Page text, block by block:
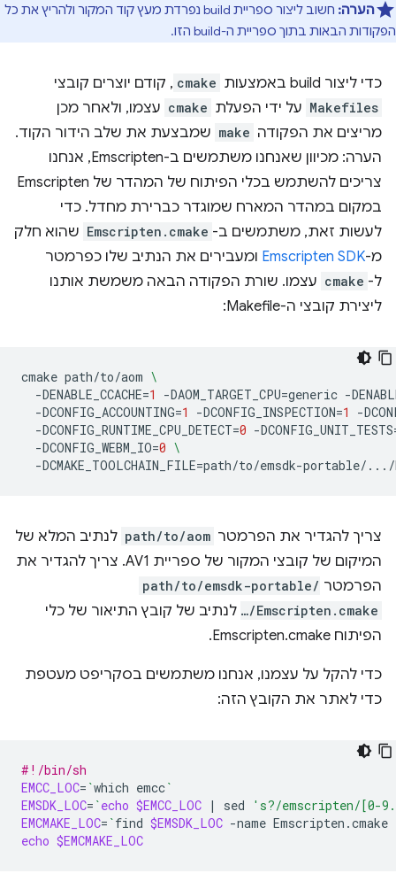
הערה:
חשוב ליצור ספריית build נפרדת מעץ קוד המקור ולהריץ את כל
הפקודות הבאות בתוך ספריית ה-build הזו.
כדי ליצור build באמצעות cmake , קודם יוצרים קובצי
Makefiles על ידי הפעלת cmake עצמו, ולאחר מכן
מריצים את הפקודה make שמבצעת את שלב הידור הקוד.
הערה: מכיוון שאנחנו משתמשים ב-Emscripten, אנחנו
צריכים להשתמש בכלי הפיתוח של המהדר של Emscripten
במקום במהדר המארח שמוגדר כברירת מחדל. כדי
לעשות זאת, משתמשים ב- Emscripten.cmake שהוא חלק
מ-Emscripten SDK ומעבירים את הנתיב שלו כפרמטר
ל- cmake עצמו. שורת הפקודה הבאה משמשת אותנו
ליצירת קובצי ה-Makefile:
cmake path/to/aom \
-DENABLE_CCACHE=1 -DAOM_TARGET_CPU=generic -
-DCONFIG_ACCOUNTING=1 -DCONFIG_INSPECTION=1
-
-DCONFIG_RUNTIME_CPU_DETECT=0 -DCONFIG_UNIT_TESTS
-DCONFIG_WEBM_IO=0 \
-DCMAKE_TOOLCHAIN_FILE=
צריך להגדיר את הפרמטר path/to/aom לנתיב המלא של
המיקום של קובצי המקור של ספריית AV1. צריך להגדיר את
הפרמטר path/to/emsdk-portable/
…/Emscripten.cmake לנתיב של קובץ התיאור של כלי
הפיתוח Emscripten.cmake.
כדי להקל על עצמנו, אנחנו משתמשים בסקריפט מעטפת
כדי לאתר את הקובץ הזה:
#!/bin/sh
EMCC_LOC= `which emcc`
EMSDK_LOC= `echo $EMCC_LOC | sed
's?/emscripten/[0-
EMCMAKE_LOC= `find $EMSDK_LOC -name Emscripten.cmake
echo $EMCMAKE_LOC